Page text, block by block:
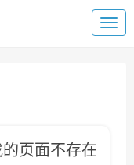
页面不存在